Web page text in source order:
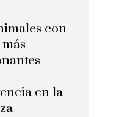
con
en la